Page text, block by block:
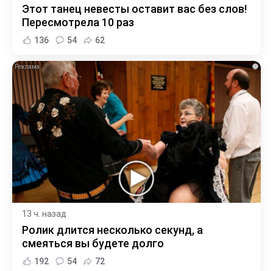
Этот танец невесты оставит вас без слов!
Пересмотрела 10 раз
136 54 62
i
13 ч. назад
Ролик длится несколько секунд, а
смеяться вы будете долго
192 54 72